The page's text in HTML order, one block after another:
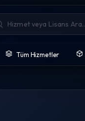
Tüm Hizmetler